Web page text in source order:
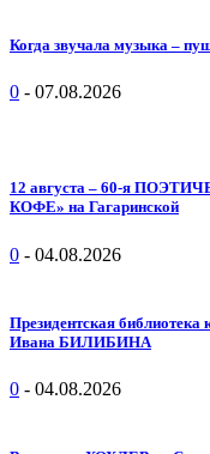
Когда звучала музыка –
0 - 07.08.2026
12 августа – 60-я
КОФЕ» на Гагаринской
0 - 04.08.2026
Президентская библиотека
Ивана БИЛИБИНА
0 - 04.08.2026